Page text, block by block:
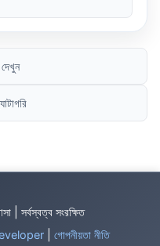
সর্বস্বত্ব সংরক্ষিত
গোপনীয়তা নীতি